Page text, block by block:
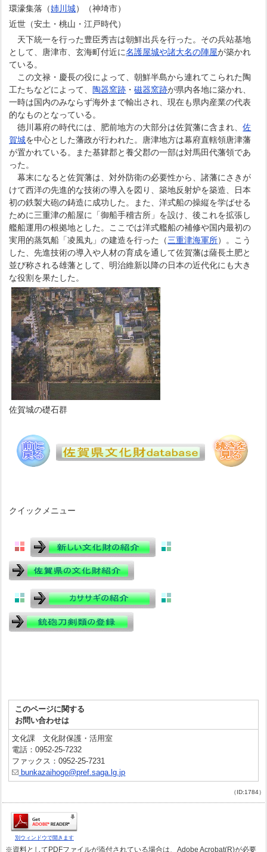
環濠集落（姉川城）（神埼市）
近世（安土・桃山・江戸時代）
天下統一を行った豊臣秀吉は朝鮮出兵を行った。その兵站基地
として、唐津市、玄海町付近に名護屋城や諸大名の陣屋が築かれ
ている。
この文禄・慶長の役によって、朝鮮半島から連れてこられた陶
工たちなどによって、 陶器窯跡 ・磁器窯跡が県内各地に築かれ、
一時は国内のみならず海外まで輸出され、現在も県内産業の代表
的なものとなっている。
徳川幕府の時代には、肥前地方の大部分は佐賀藩に含まれ、佐
賀城を中心とした藩政が行われた。唐津地方は幕府直轄領唐津藩
が置かれている。また基肄郡と養父郡の一部は対馬田代藩領であ
った。
幕末になると佐賀藩は、対外防衛の必要性から、諸藩にさきが
けて西洋の先進的な技術の導入を図り、築地反射炉を築造、日本
初の鉄製大砲の鋳造に成功した。また、洋式船の操縦を学ばせる
ために三重津の船屋に「御船手稽古所」を設け、後これを拡張し
艦船運用の根拠地とした。ここでは洋式艦船の補修や国内最初の
実用的蒸気船「凌風丸」の建造を行った（三重津海軍所）。こう
した、先進技術の導入や人材の育成を通して佐賀藩は薩長土肥と
並び称される雄藩として、明治維新以降の日本の近代化にも大き
な役割を果たした。
佐賀城の礎石群
クイックメニュー
このページに関する
お問い合わせは
文化課 文化財保護・活用室
電話：0952-25-7232
ファックス：0952-25-7231
bunkazaihogo@pref.saga.lg.jp
（ID:1784）
別ウィンドウで開きます
※資料としてPDFファイルが添付されている場合は、Adobe Acrobat(R)が必要